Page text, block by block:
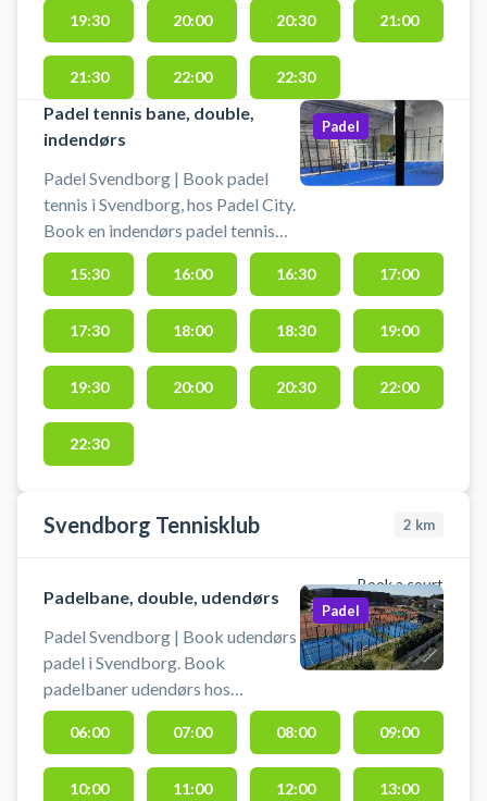
bolde kan købes i padelcenteret.
Medbring indendørssko.
Derudover byder Padel City
Svendborg på gratis parkering.
Ønsker du i stedet en doublebane
finder du 5 doublebaner i dette
padelcenter i Svendborg.
19:30 20:00 20:30 21:00
21:30 22:00 22:30
Padel tennis bane, double,
indendørs
Padel Svendborg | Book padel
tennis i Svendborg, hos Padel City.
Book en indendørs padel tennis
bane hos Padel City og spil padel
tennis i Svendborg på en
doublebane til 4 personer.
Parkering er gratis ved booking af
padelcenter i Svendborg. Padelbat
kan lejes og bolde købes i
padelcenteret.
Padel
15:30 16:00 16:30 17:00
17:30 18:00 18:30 19:00
19:30 20:00 20:30 22:00
22:30
Svendborg Tennisklub 2 km
Book a court
Padelbane, double, udendørs
Padel Svendborg | Book udendørs
padel i Svendborg. Book
padelbaner udendørs hos
Svendborg Tennisklub og spil
padel under åben himmel på en af
de to doublebaner med plads til 4
spillere. Svendborg Tennisklub
Padel
06:00 07:00 08:00 09:00
10:00 11:00 12:00 13:00